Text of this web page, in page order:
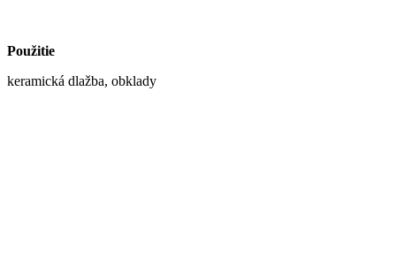
Použitie
keramická dlažba, obklady